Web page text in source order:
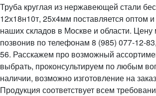
Труба круглая из нержавеющей стали
12х18н10т, 25х4мм поставляется оптом
наших складов в Москве и области. Цену
позвонив по телефонам 8 (985) 077-12-
56. Расскажем про возможный
выбрать, проконсультируем по любым
наличии, возможно изготовление на
Продукция соответствует всем